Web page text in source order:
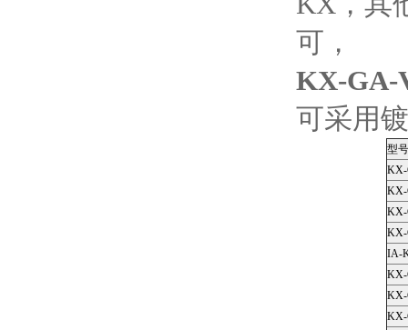
可， 阻
KX-GA-
可采用
型号
KX-
IA-
KX-
KX-